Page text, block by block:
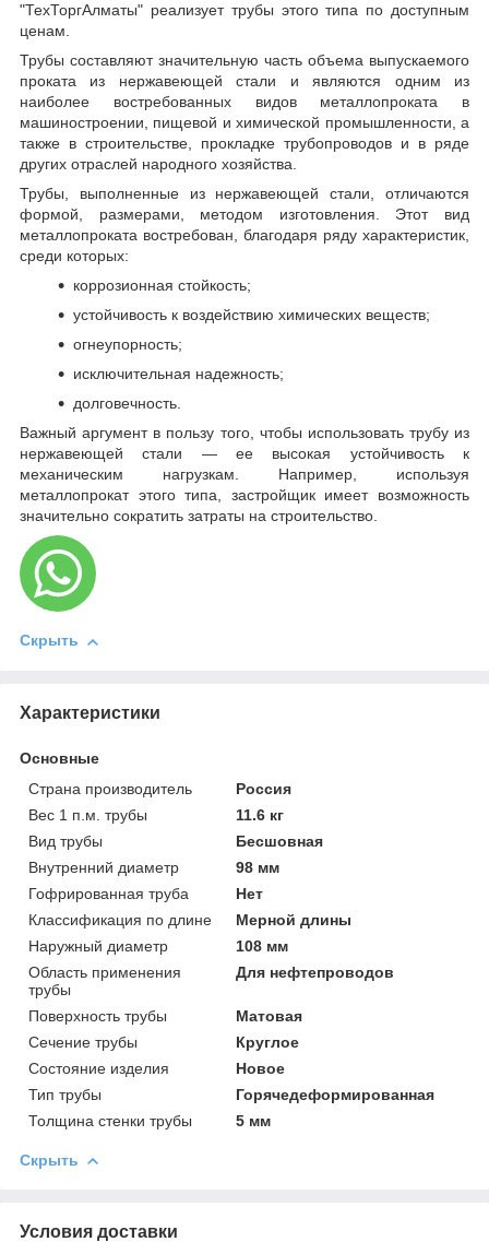
"ТехТоргАлматы" реализует трубы этого типа по доступным
ценам.
Трубы составляют значительную часть объема выпускаемого
проката из нержавеющей стали и являются одним из
наиболее востребованных видов металлопроката в
машиностроении, пищевой и химической промышленности, а
также в строительстве, прокладке трубопроводов и в ряде
других отраслей народного хозяйства.
Трубы, выполненные из нержавеющей стали, отличаются
формой, размерами, методом изготовления. Этот вид
металлопроката востребован, благодаря ряду характеристик,
среди которых:
коррозионная стойкость;
устойчивость к воздействию химических веществ;
огнеупорность;
исключительная надежность;
долговечность.
Важный аргумент в пользу того, чтобы использовать трубу из
нержавеющей стали — ее высокая устойчивость к
механическим нагрузкам. Например, используя
металлопрокат этого типа, застройщик имеет возможность
значительно сократить затраты на строительство.
Скрыть
Характеристики
Основные
Страна производитель
Россия
Вес 1 п.м. трубы
11.6 кг
Вид трубы
Бесшовная
Внутренний диаметр
98 мм
Гофрированная труба
Нет
Классификация по длине
Мерной длины
Наружный диаметр
108 мм
Область применения
трубы
Для нефтепроводов
Поверхность трубы
Матовая
Сечение трубы
Круглое
Состояние изделия
Новое
Тип трубы
Горячедеформированная
Толщина стенки трубы
5 мм
Скрыть
Условия доставки